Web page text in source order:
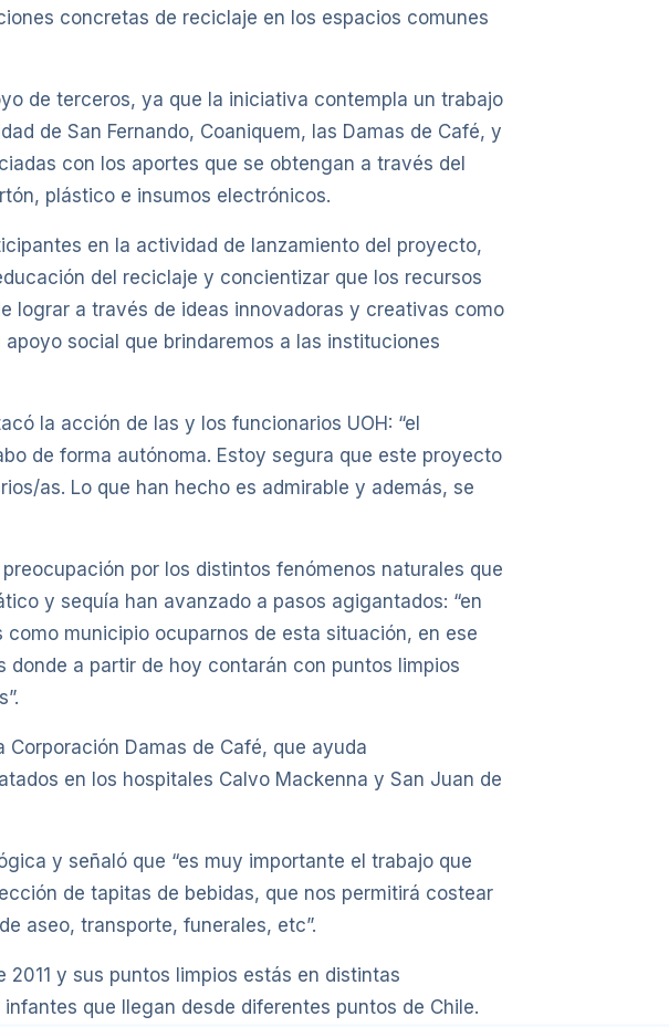
concretas de reciclaje en los espacios comunes
de terceros, ya que la iniciativa contempla un trabajo
de San Fernando, Coaniquem, las Damas de Café, y
con los aportes que se obtengan a través del
plástico e insumos electrónicos.
en la actividad de lanzamiento del proyecto,
del reciclaje y concientizar que los recursos
lograr a través de ideas innovadoras y creativas como
social que brindaremos a las instituciones
la acción de las y los funcionarios UOH: “el
de forma autónoma. Estoy segura que este proyecto
as. Lo que han hecho es admirable y además, se
por los distintos fenómenos naturales que
y sequía han avanzado a pasos agigantados: “en
municipio ocuparnos de esta situación, en ese
donde a partir de hoy contarán con puntos limpios
Damas de Café, que ayuda
en los hospitales Calvo Mackenna y San Juan de
y señaló que “es muy importante el trabajo que
de tapitas de bebidas, que nos permitirá costear
aseo, transporte, funerales, etc”.
y sus puntos limpios estás en distintas
que llegan desde diferentes puntos de Chile.